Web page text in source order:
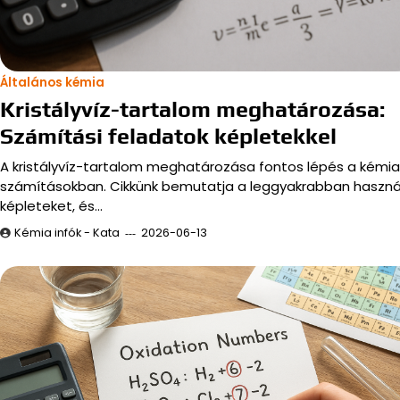
Általános kémia
Kristályvíz-tartalom meghatározása:
Számítási feladatok képletekkel
A kristályvíz-tartalom meghatározása fontos lépés a
számításokban. Cikkünk bemutatja a leggyakrabban
képleteket, és…
Kémia infók - Kata 2026-06-13